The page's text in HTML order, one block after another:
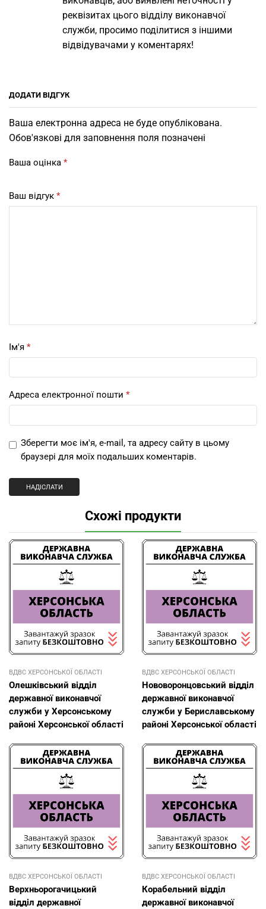
реквізитах цього відділу виконавчої
служби, просимо поділитися з іншими
відвідувачами у коментарях!
ДОДАТИ ВІДГУК
Ваша електронна адреса не буде опублікована.
Обов'язкові для заповнення поля позначені
Ваша оцінка *
Ваш відгук *
Ім'я *
Адреса електронної пошти *
Зберегти моє ім'я, e-mail, та адресу сайту в цьому
браузері для моїх подальших коментарів.
Схожі продукти
ВДВС ХЕРСОНСЬКОЇ ОБЛАСТІ
Олешківський відділ
державної виконавчої
служби у Херсонському
районі Херсонської області
ВДВС ХЕРСОНСЬКОЇ ОБЛАСТІ
Нововоронцовський відділ
державної виконавчої
служби у Бериславському
районі Херсонської області
ВДВС ХЕРСОНСЬКОЇ ОБЛАСТІ
Верхньорогачицький
відділ державної
ВДВС ХЕРСОНСЬКОЇ ОБЛАСТІ
Корабельний відділ
державної виконавчої